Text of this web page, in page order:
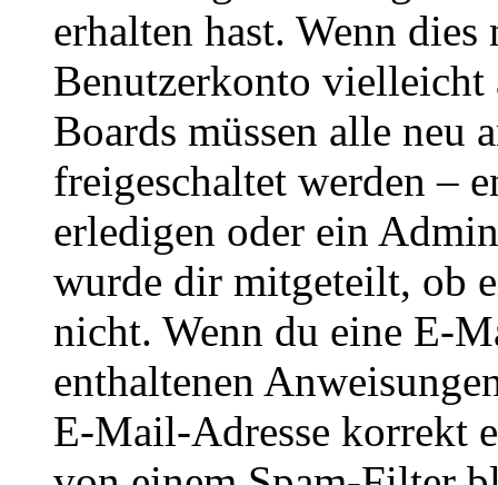
erhalten hast. Wenn
Benutzerkonto
Boards müssen alle neu
freigeschaltet werden –
erledigen oder ein
wurde dir mitgeteilt, ob
nicht. Wenn du eine E-
enthaltenen
E-Mail-Adresse korrekt